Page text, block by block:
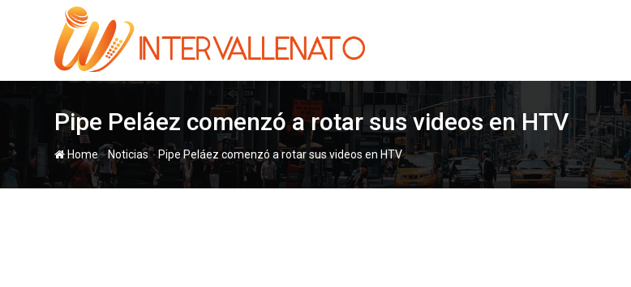
Pipe Peláez comenzó a rotar sus videos en HTV
Home-Noticias-Pipe Peláez comenzó a rotar sus videos en HTV